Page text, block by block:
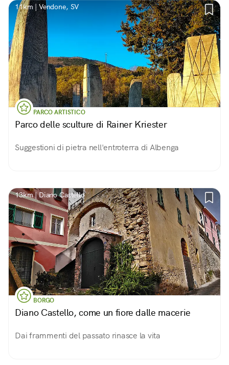
11km | Vendone, SV
PARCO ARTISTICO
Parco delle sculture di Rainer Kriester
Suggestioni di pietra nell'entroterra di Albenga
13km | Diano Castello
BORGO
Diano Castello, come un fiore dalle macerie
Dai frammenti del passato rinasce la vita